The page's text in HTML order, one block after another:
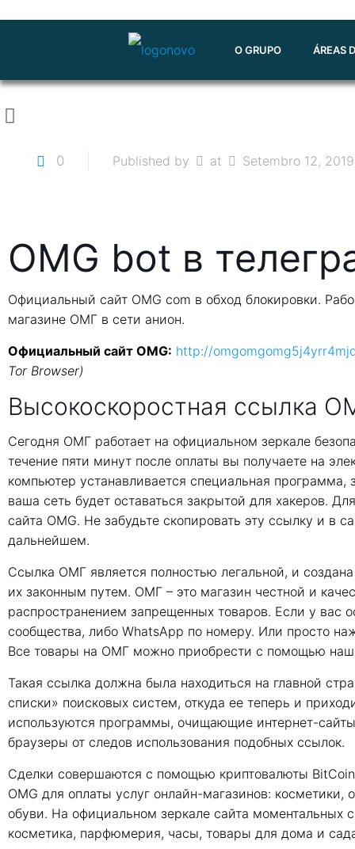
O GRUPO ÁREAS
0 Published by at Setembro 12, 2019
OMG bot в
Официальный сайт OMG com в обход блокировки.
магазине ОМГ в сети анион.
Официальный сайт OMG: http://
Tor Browser)
Высокоскоростная ссылка
Сегодня ОМГ работает на официальном зеркале
течение пяти минут после оплаты вы получаете на
компьютер устанавливается специальная
ваша сеть будет оставаться закрытой для хакеров.
сайта OMG. Не забудьте скопировать эту ссылку и в
дальнейшем.
Ссылка ОМГ является полностью легальной, и
их законным путем. ОМГ – это магазин честной и
распространением запрещенных товаров. Если у вас
сообщества, либо WhatsApp по номеру. Или просто
Все товары на ОМГ можно приобрести с помощью
Такая ссылка должна была находиться на главной
списки» поисковых систем, откуда ее теперь и
используются программы, очищающие интернет-
браузеры от следов использования подобных ссылок.
Сделки совершаются с помощью криптовалюты
OMG для оплаты услуг онлайн-магазинов:
обуви. На официальном зеркале сайта моментальных
косметика, парфюмерия, часы, товары для дома и